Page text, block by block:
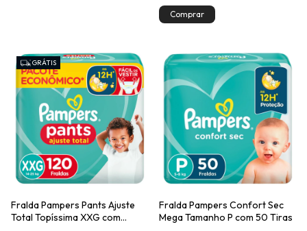
GRÁTIS
Fralda Pampers Pants Ajuste
Total Topíssima XXG com
Fralda Pampers Confort Sec
Mega Tamanho P com 50 Tiras